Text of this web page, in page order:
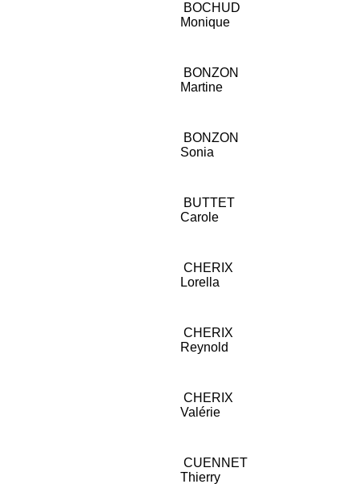
BOCHUD
Monique
BONZON
Martine
BONZON
Sonia
BUTTET
Carole
CHERIX
Lorella
CHERIX
Reynold
CHERIX
Valérie
CUENNET
Thierry